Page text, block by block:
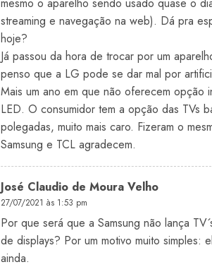
streaming e navegação na web). Dá pra
hoje?
Já passou da hora de trocar por um
penso que a LG pode se dar mal por
Mais um ano em que não oferecem opção
LED. O consumidor tem a opção das TVs
polegadas, muito mais caro. Fizeram o
Samsung e TCL agradecem.
José Claudio de Moura Velho
27/07/2021 às 1:53 pm
Por que será que a Samsung não lança
de displays? Por um motivo muito simples:
ainda.